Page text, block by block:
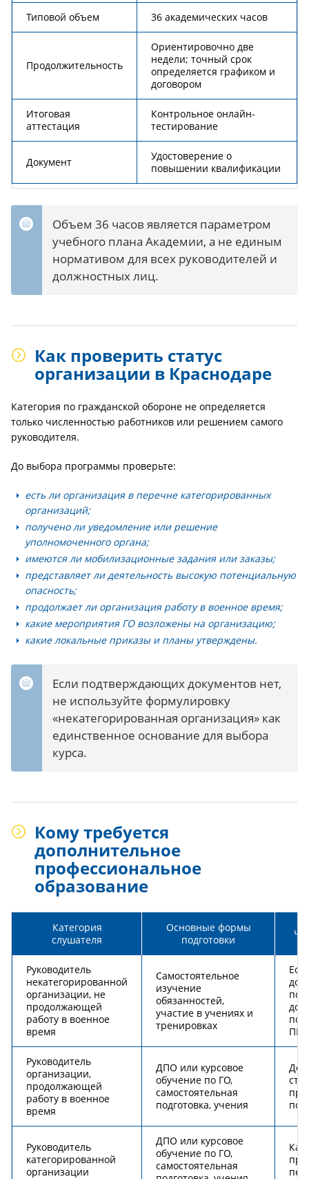
Типовой объем 36 академических часов
Продолжительность
Ориентировочно две
недели; точный срок
определяется графиком и
договором
Итоговая
аттестация
Контрольное онлайн-
тестирование
Документ
Удостоверение о
повышении квалификации
Объем 36 часов является параметром
учебного плана Академии, а не единым
нормативом для всех руководителей и
должностных лиц.
Как проверить статус
организации в Краснодаре
Категория по гражданской обороне не определяется
только численностью работников или решением самого
руководителя.
До выбора программы проверьте:
есть ли организация в перечне категорированных
организаций;
получено ли уведомление или решение
уполномоченного органа;
имеются ли мобилизационные задания или заказы;
представляет ли деятельность высокую потенциальную
опасность;
продолжает ли организация работу в военное время;
какие мероприятия ГО возложены на организацию;
какие локальные приказы и планы утверждены.
Если подтверждающих документов нет,
не используйте формулировку
«некатегорированная организация» как
единственное основание для выбора
курса.
Кому требуется
дополнительное
профессиональное
образование
Категория
слушателя
Основные формы
подготовки
Руководитель
некатегорированной
организации, не
продолжающей
работу в военное
время
Самостоятельное
изучение
обязанностей,
участие в учениях и
тренировках
ПК
Руководитель
организации,
продолжающей
работу в военное
время
ДПО или курсовое
обучение по ГО,
самостоятельная
подготовка, учения
Руководитель
категорированной
организации
ДПО или курсовое
обучение по ГО,
самостоятельная